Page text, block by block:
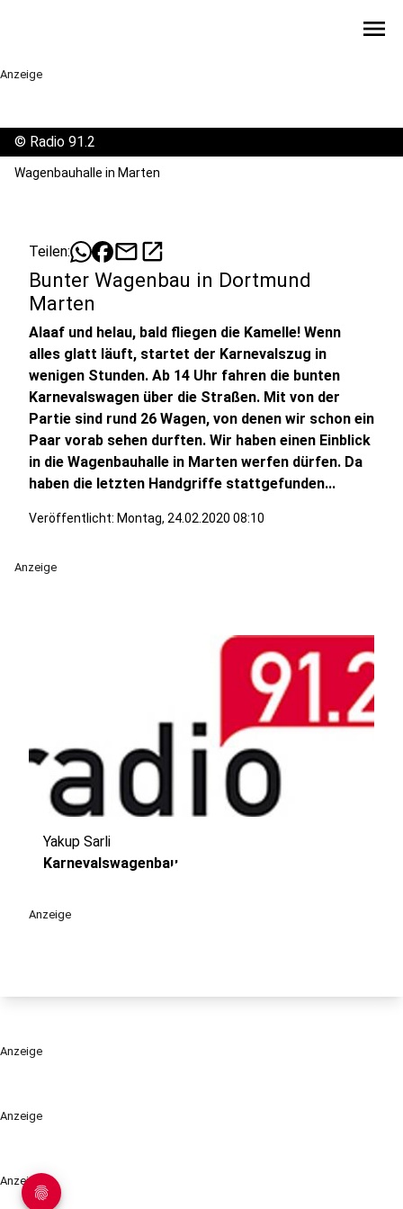
menu
Anzeige
Anzeige
Anzeige
© Radio 91.2
Wagenbauhalle in Marten
Teilen: mailopen_in_new
Bunter Wagenbau in Dortmund
Marten
Alaaf und helau, bald fliegen die Kamelle! Wenn
alles glatt läuft, startet der Karnevalszug in
wenigen Stunden. Ab 14 Uhr fahren die bunten
Karnevalswagen über die Straßen. Mit von der
Partie sind rund 26 Wagen, von denen wir schon ein
Paar vorab sehen durften. Wir haben einen Einblick
in die Wagenbauhalle in Marten werfen dürfen. Da
haben die letzten Handgriffe stattgefunden...
Veröffentlicht: Montag, 24.02.2020 08:10
Anzeige
play_circle
Yakup Sarli
Karnevalswagenbau
Anzeige
Anzeige